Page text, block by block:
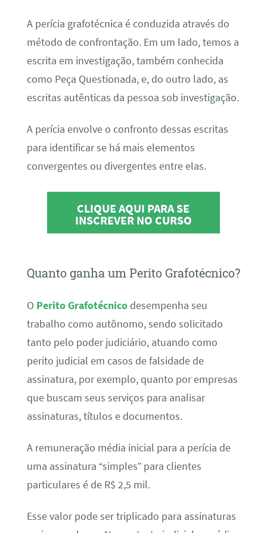
A perícia grafotécnica é conduzida através do
método de confrontação. Em um lado, temos a
escrita em investigação, também conhecida
como Peça Questionada, e, do outro lado, as
escritas autênticas da pessoa sob investigação.
A perícia envolve o confronto dessas escritas
para identificar se há mais elementos
convergentes ou divergentes entre elas.
CLIQUE AQUI PARA SE
INSCREVER NO CURSO
Quanto ganha um Perito Grafotécnico?
O Perito Grafotécnicodesempenha seu
trabalho como autônomo, sendo solicitado
tanto pelo poder judiciário, atuando como
perito judicial em casos de falsidade de
assinatura, por exemplo, quanto por empresas
que buscam seus serviços para analisar
assinaturas, títulos e documentos.
A remuneração média inicial para a perícia de
uma assinatura “simples” para clientes
particulares é de R$ 2,5 mil.
Esse valor pode ser triplicado para assinaturas